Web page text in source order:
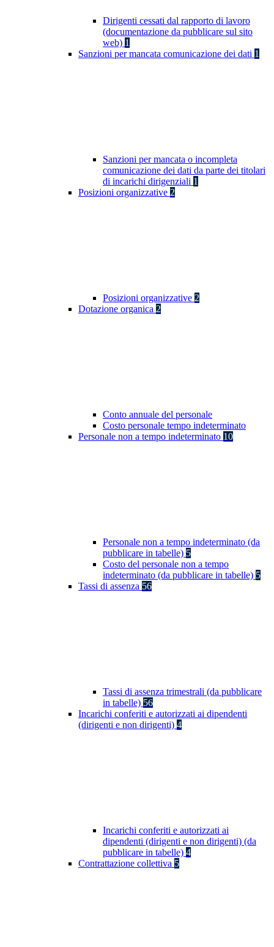
Dirigenti cessati dal rapporto di lavoro
(documentazione da pubblicare sul sito
web) 1
Sanzioni per mancata comunicazione dei dati 1
Sanzioni per mancata o incompleta
comunicazione dei dati da parte dei titolari
di incarichi dirigenziali 1
Posizioni organizzative 2
Posizioni organizzative 2
Dotazione organica 2
Conto annuale del personale
Costo personale tempo indeterminato
Personale non a tempo indeterminato 10
Personale non a tempo indeterminato (da
pubblicare in tabelle) 5
Costo del personale non a tempo
indeterminato (da pubblicare in tabelle) 5
Tassi di assenza 56
Tassi di assenza trimestrali (da pubblicare
in tabelle) 56
Incarichi conferiti e autorizzati ai dipendenti
(dirigenti e non dirigenti) 4
Incarichi conferiti e autorizzati ai
dipendenti (dirigenti e non dirigenti) (da
pubblicare in tabelle) 4
Contrattazione collettiva 5